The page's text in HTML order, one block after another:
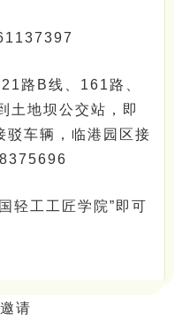
路B线、161路、
土地坝公交站，即
驳车辆，临港园区接
轻工工匠学院”即可
请